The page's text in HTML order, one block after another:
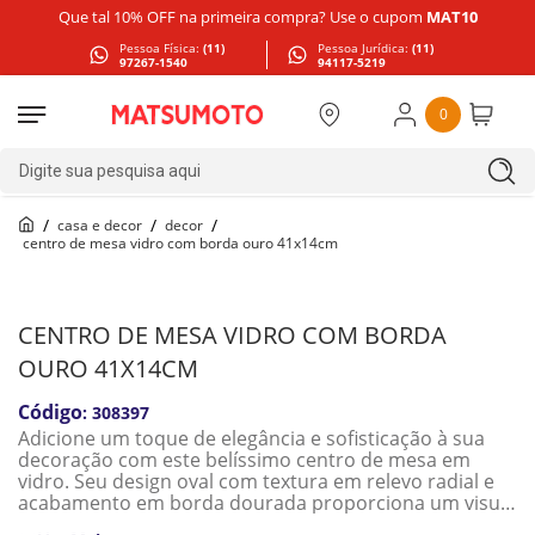
Que tal 10% OFF na primeira compra? Use o cupom MAT10
Pessoa Física: (11)
97267-1540
Pessoa Jurídica: (11)
94117-5219
0
Digite sua pesquisa aqui
casa e decor
decor
centro de mesa vidro com borda ouro 41x14cm
CENTRO DE MESA VIDRO COM BORDA
OURO 41X14CM
: 308397
Adicione um toque de elegância e sofisticação à sua
decoração com este belíssimo centro de mesa em
vidro. Seu design oval com textura em relevo radial e
acabamento em borda dourada proporciona um visual